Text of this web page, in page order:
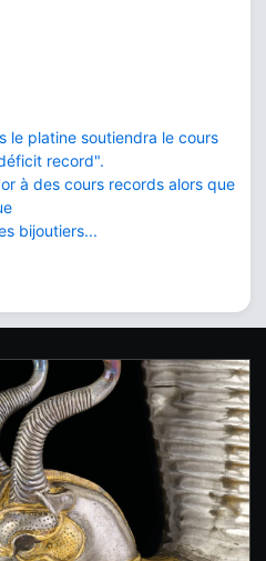
le platine soutiendra le cours
record".
à des cours records alors que
bijoutiers...